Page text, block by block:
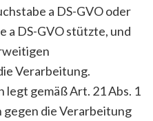
a DS-GVO oder
a DS-GVO stützte, und
Verarbeitung.
gemäß Art. 21 Abs. 1
gegen die Verarbeitung